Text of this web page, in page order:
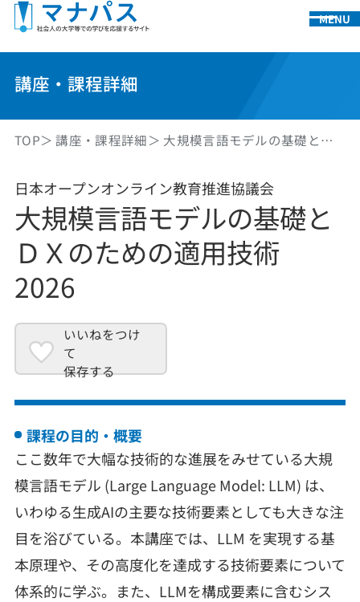
MENU
講座・課程詳細
TOP 講座・課程詳細 大規模言語モデルの基礎と…
日本オープンオンライン教育推進協議会
大規模言語モデルの基礎と
ＤＸのための適用技術
2026
いいねをつけ
て
保存する
課程の目的・概要
ここ数年で大幅な技術的な進展をみせている大規
模言語モデル (Large Language Model: LLM) は、
いわゆる生成AIの主要な技術要素としても大きな注
目を浴びている。本講座では、LLM を実現する基
本原理や、その高度化を達成する技術要素について
体系的に学ぶ。また、LLMを構成要素に含むシス